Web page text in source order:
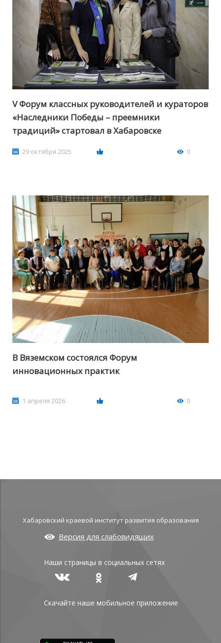
V Форум классных руководителей и кураторов
«Наследники Победы – преемники
традиций» стартовал в Хабаровске
29 октября 2025 0
В Вяземском состоялся Форум
инновационных практик
1 апреля 2026 0
Хабаровский краевой институт развития образования
Версия для слабовидящих
Наши страницы в социальных сетях
Скачайте наше мобильное приложение